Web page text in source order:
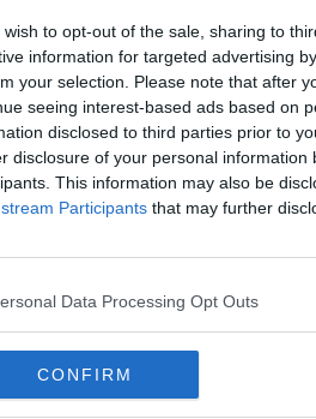
wish to opt-out of the sale, sharing to
information for targeted advertising
your selection. Please note that after
seeing interest-based ads based on
disclosed to third parties prior to
disclosure of your personal information
This information may also be
Participants that may further
Data Processing Opt Outs
CONFIRM
assurda di 12 valigie
il mio eroe
dalle Olimpiadi
ma che ne sanno Draghi e
si potrà fidare?
ma IO ho la soluzione